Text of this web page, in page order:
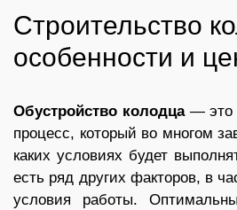
Строительство
особенности и
Обустройство колодца— это
процесс, который во многом
каких условиях будет
есть ряд других факторов, в
условия работы.